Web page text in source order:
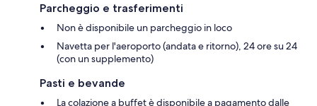
Parcheggio e trasferimenti
Non è disponibile un parcheggio in loco
Navetta per l'aeroporto (andata e ritorno), 24 ore su 24
(con un supplemento)
Pasti e bevande
La colazione a buffet è disponibile a pagamento dalle